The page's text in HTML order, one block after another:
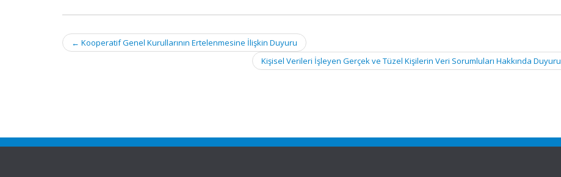
Post
navigation
← Kooperatif Genel Kurullarının Ertelenmesine İlişkin Duyuru
Kişisel Verileri İşleyen Gerçek ve Tüzel Kişilerin Veri Sorumluları Hakkında Duyuru